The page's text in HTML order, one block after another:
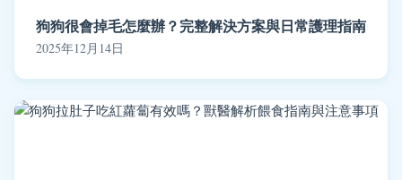
狗狗很會掉毛怎麼辦？完整解決方案與日常護理指南
2025年12月14日